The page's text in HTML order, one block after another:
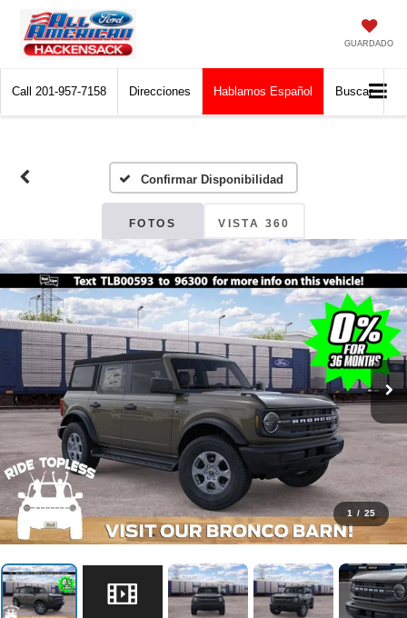
GUARDADO
Call 201-957-7158 Direcciones Hablamos Español Buscar
Confirmar Disponibilidad
FOTOS VISTA 360
1 / 25